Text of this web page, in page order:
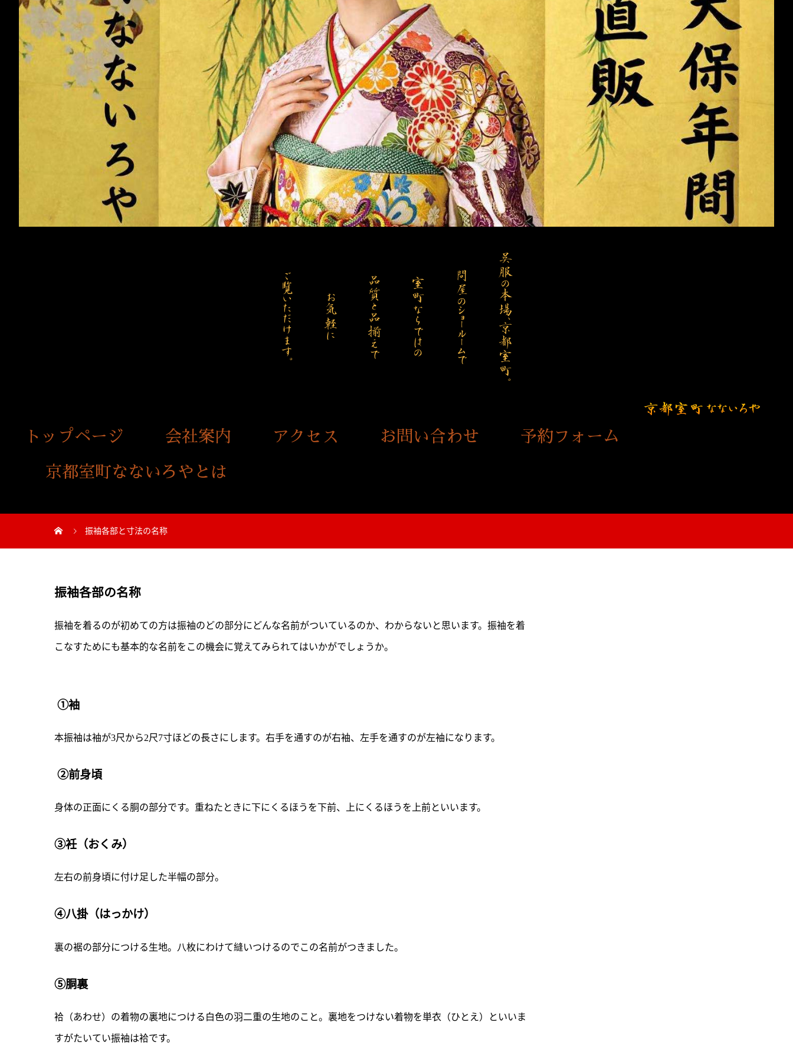
ご覧いただけます。 お気軽に 品質と品揃えで 室町ならではの 問屋のショールームで 呉服の本場、京都室町。
トップページ 会社案内 アクセス お問い合わせ 予約フォーム
京都室町なないろやとは
振袖各部と寸法の名称
振袖各部の名称
振袖を着るのが初めての方は振袖のどの部分にどんな名前がついているのか、わからないと思います。振袖を着
こなすためにも基本的な名前をこの機会に覚えてみられてはいかがでしょうか。
①袖
本振袖は袖が3尺から2尺7寸ほどの長さにします。右手を通すのが右袖、左手を通すのが左袖になります。
②前身頃
身体の正面にくる胴の部分です。重ねたときに下にくるほうを下前、上にくるほうを上前といいます。
③衽（おくみ）
左右の前身頃に付け足した半幅の部分。
④八掛（はっかけ）
裏の裾の部分につける生地。八枚にわけて縫いつけるのでこの名前がつきました。
⑤胴裏
袷（あわせ）の着物の裏地につける白色の羽二重の生地のこと。裏地をつけない着物を単衣（ひとえ）といいま
すがたいてい振袖は袷です。